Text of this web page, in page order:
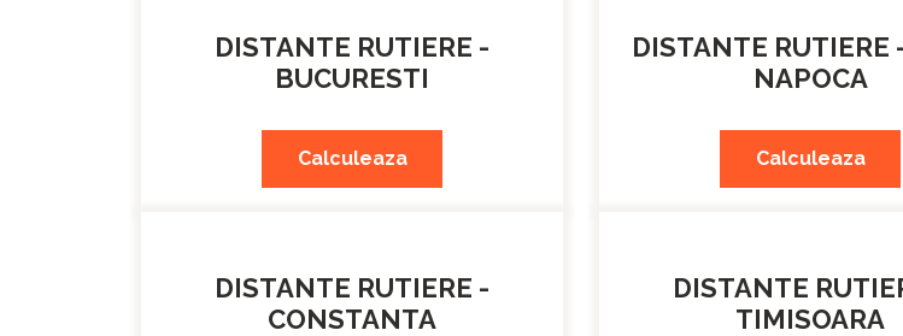
DISTANTE RUTIERE -
BUCURESTI
Calculeaza
DISTANTE RUTIERE
NAPOCA
Calculeaza
DISTANTE RUTIERE -
CONSTANTA
DISTANTE
TIMISOARA